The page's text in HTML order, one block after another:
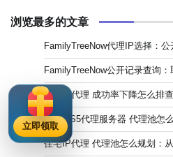
浏览最多的文章
FamilyTreeNow代理IP选择：
FamilyTreeNow公开记录查询
静态IP代理 成功率下降怎么排
SOCKS5代理服务器 代理池怎
住宅IP代理 代理池怎么规划：
立即领取